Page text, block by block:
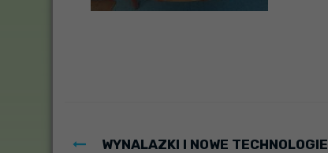
WYNALAZKI I NOWE TECHNOLOGIE